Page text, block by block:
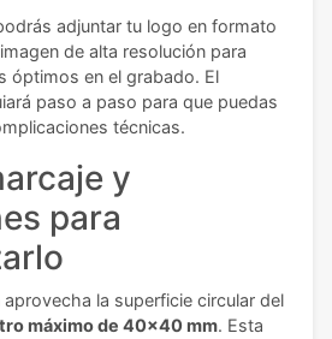
adjuntar tu logo en formato
de alta resolución para
óptimos en el grabado. El
paso a paso para que puedas
técnicas.
y
para
aprovecha la superficie circular del
máximo de 40x40 mm. Esta